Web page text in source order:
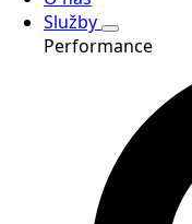
Služby
Performance